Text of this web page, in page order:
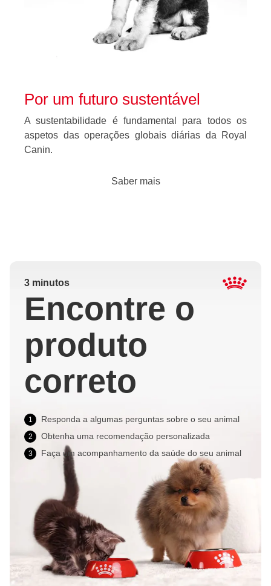
Por um futuro sustentável
A sustentabilidade é fundamental para todos os
aspetos das operações globais diárias da Royal
Canin.
Saber mais
3 minutos
Encontre o
produto
correto
1 Responda a algumas perguntas sobre o seu animal
2 Obtenha uma recomendação personalizada
3 Faça um acompanhamento da saúde do seu animal